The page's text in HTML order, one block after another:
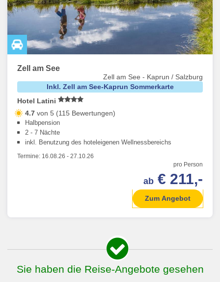
Zell am See
Zell am See - Kaprun / Salzburg
Inkl. Zell am See-Kaprun Sommerkarte
Hotel Latini
4.7 von 5 (115 Bewertungen)
Halbpension
2 - 7 Nächte
inkl. Benutzung des hoteleigenen Wellnessbereichs
Termine: 16.08.26 - 27.10.26
pro Person
ab € 211,-
Zum Angebot
Sie haben die Reise-Angebote gesehen